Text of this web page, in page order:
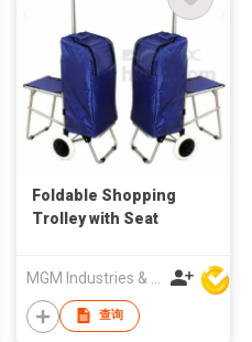
Foldable Shopping
Trolley with Seat
查询